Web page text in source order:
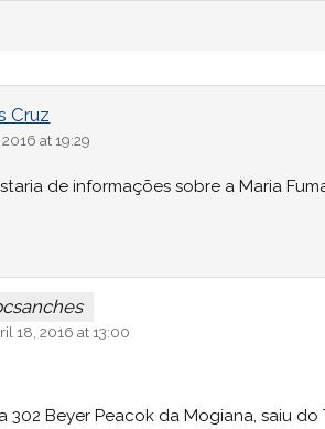
Cruz
at 19:29
de informações sobre a Maria
18, 2016 at 13:00
302 Beyer Peacok da Mogiana, saiu